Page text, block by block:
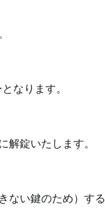
なります。
解錠いたします。
ない鍵のため）する